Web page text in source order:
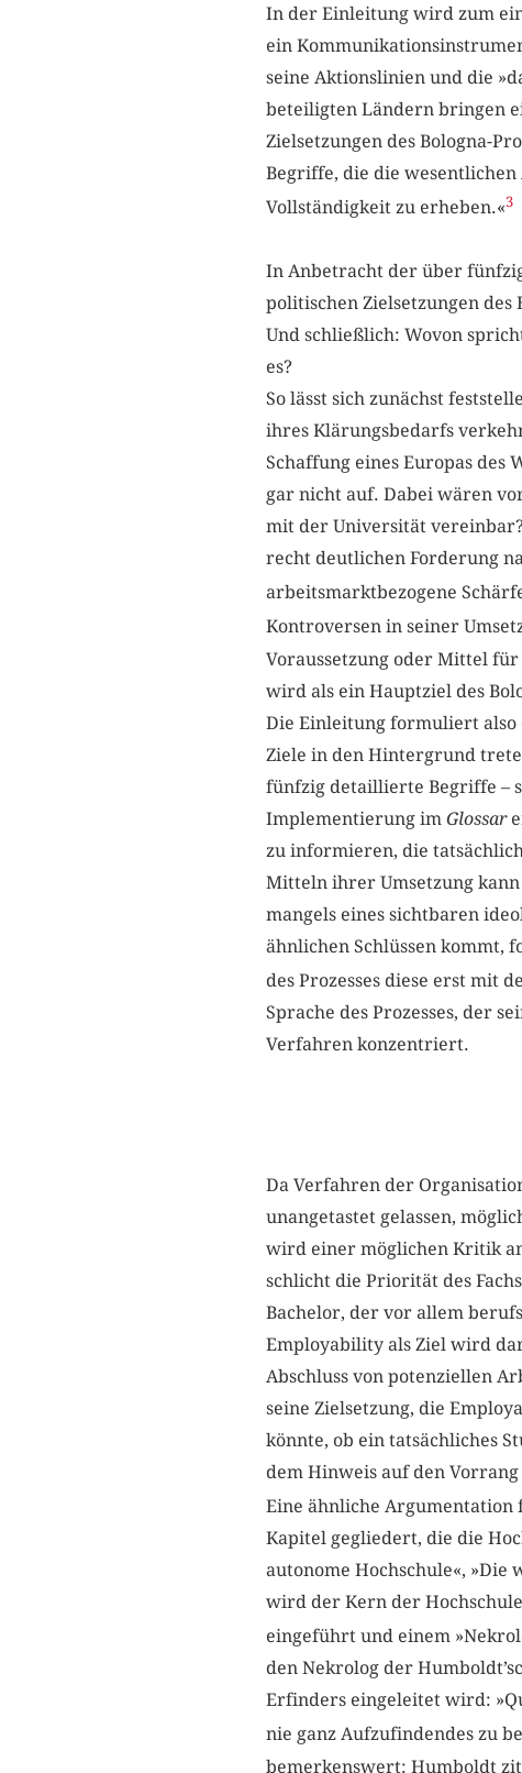
In der Einleitung wird zum
ein
seine Aktionslinien und die
beteiligten Ländern bringen
Zielsetzungen des Bologna-
Begriffe, die die wesentlichen
Vollständigkeit zu erheben.«3
In Anbetracht der über
politischen Zielsetzungen des
Und schließlich: Wovon
es?
So lässt sich zunächst
ihres Klärungsbedarfs
Schaffung eines Europas des
gar nicht auf. Dabei wären
mit der Universität
recht deutlichen Forderung
arbeitsmarktbezogene
Kontroversen in seiner
Voraussetzung oder Mittel
wird als ein Hauptziel des
Die Einleitung formuliert also
Ziele in den Hintergrund
fünfzig detaillierte Begriffe –
Implementierung im Glossar
zu informieren, die
Mitteln ihrer Umsetzung kann
mangels eines sichtbaren
ähnlichen Schlüssen kommt,
des Prozesses diese erst mit
Sprache des Prozesses, der
Verfahren konzentriert.
Da Verfahren der
unangetastet gelassen,
wird einer möglichen Kritik
schlicht die Priorität des
Bachelor, der vor allem
Employability als Ziel wird
Abschluss von potenziellen
seine Zielsetzung, die
könnte, ob ein tatsächliches
dem Hinweis auf den
Eine ähnliche
Kapitel gegliedert, die die
autonome Hochschule«, »Die
wird der Kern der
eingeführt und einem
den Nekrolog der
Erfinders eingeleitet wird:
nie ganz Aufzufindendes zu
bemerkenswert: Humboldt